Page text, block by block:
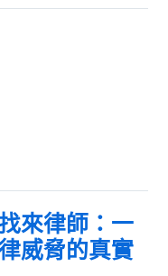
來律師：一
威脅的真實